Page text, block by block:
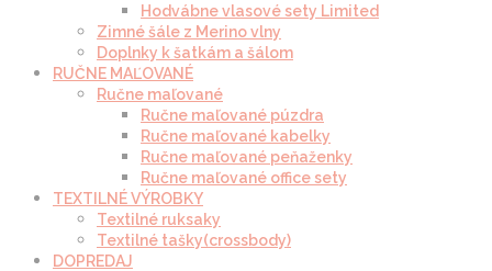
Hodvábne vlasové sety Limited
Zimné šále z Merino vlny
Doplnky k šatkám a šálom
RUČNE MAĽOVANÉ
Ručne maľované
Ručne maľované púzdra
Ručne maľované kabelky
Ručne maľované peňaženky
Ručne maľované office sety
TEXTILNÉ VÝROBKY
Textilné ruksaky
Textilné tašky(crossbody)
DOPREDAJ